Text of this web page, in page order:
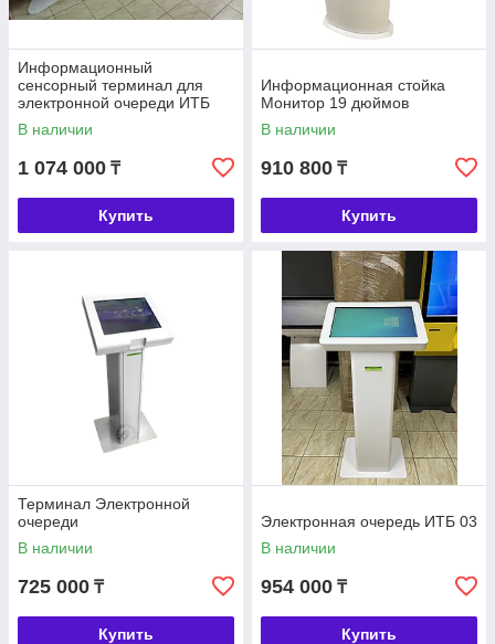
Информационный
сенсорный терминал для
электронной очереди ИТБ
В наличии
1 074 000 ₸
Купить
Информационная стойка
Монитор 19 дюймов
В наличии
910 800 ₸
Купить
Терминал Электронной
очереди
В наличии
725 000 ₸
Купить
Электронная очередь ИТБ 03
В наличии
954 000 ₸
Купить